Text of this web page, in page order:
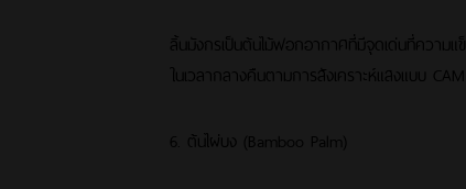
ลิ้นมังกรเป็นต้นไม้ฟอกอากาศที่มีจุดเด่นที่ความ
ในเวลากลางคืนตามการสังเคราะห์แสงแบบ
6. ต้นไผ่บง (Bamboo Palm)